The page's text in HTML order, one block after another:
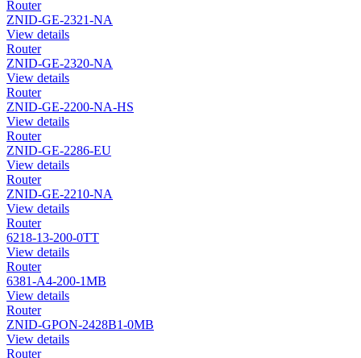
Router
ZNID-GE-2321-NA
View details
Router
ZNID-GE-2320-NA
View details
Router
ZNID-GE-2200-NA-HS
View details
Router
ZNID-GE-2286-EU
View details
Router
ZNID-GE-2210-NA
View details
Router
6218-13-200-0TT
View details
Router
6381-A4-200-1MB
View details
Router
ZNID-GPON-2428B1-0MB
View details
Router